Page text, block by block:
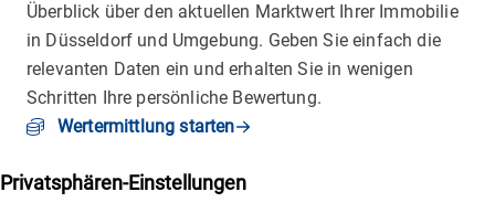
Überblick über den aktuellen Marktwert Ihrer Immobilie
in Düsseldorf und Umgebung. Geben Sie einfach die
relevanten Daten ein und erhalten Sie in wenigen
Schritten Ihre persönliche Bewertung.
Wertermittlung starten